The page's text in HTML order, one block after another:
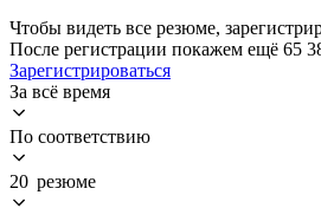
Чтобы видеть все резюме,
После регистрации покажем ещё 65
Зарегистрироваться
За всё время
По соответствию
20 резюме